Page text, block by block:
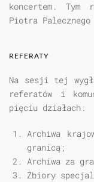
koncertem. Tym
Piotra
REFERATY
Na sesji tej
referatów i
pięciu działach:
Archiwa
granicą;
Archiwa za
Zbiory